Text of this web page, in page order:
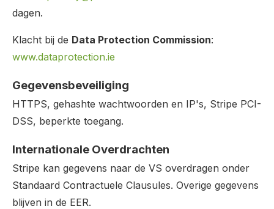
dagen.
Klacht bij de Data Protection Commission:
www.dataprotection.ie
Gegevensbeveiliging
HTTPS, gehashte wachtwoorden en IP's, Stripe PCI-
DSS, beperkte toegang.
Internationale Overdrachten
Stripe kan gegevens naar de VS overdragen onder
Standaard Contractuele Clausules. Overige gegevens
blijven in de EER.